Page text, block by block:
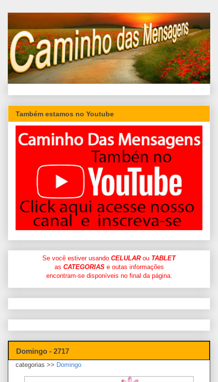
Também estamos no Youtube
Se você estiver usando CELULARou TABLET
as CATEGORIASe outas informações
encontram-se disponíveis no final da página.
Domingo - 2717
categorias >> Domingo